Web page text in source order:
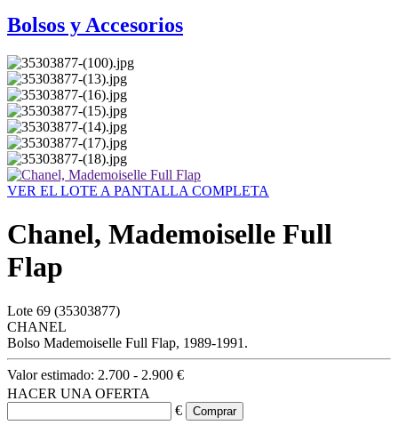
Bolsos y Accesorios
VER EL LOTE A PANTALLA COMPLETA
Chanel, Mademoiselle Full
Flap
Lote 69 (35303877)
CHANEL
Bolso Mademoiselle Full Flap, 1989-1991.
Valor estimado: 2.700 - 2.900 €
HACER UNA OFERTA
€